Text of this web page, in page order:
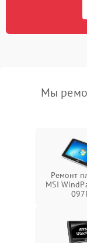
Мы
Ремонт
MSI